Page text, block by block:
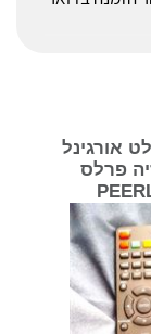
אורגינל
פרלס